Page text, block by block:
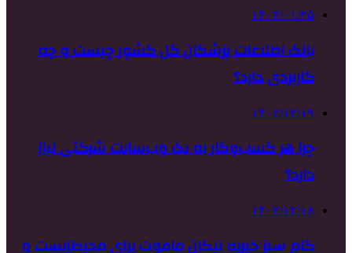
۱۴۰۴/۰۱/۲۵
بانک اطلاعات پزشکان کل کشور چیست و چه
کاربردی دارد؟
۱۴۰۲/۱۲/۱۹
چرا هر کسب‌وکار به یک وب‌سایت شرکتی نیاز
دارد؟
۱۴۰۲/۱۲/۱۸
گام سبز خیریه نیکان ماموت برای محیط‌زیست و